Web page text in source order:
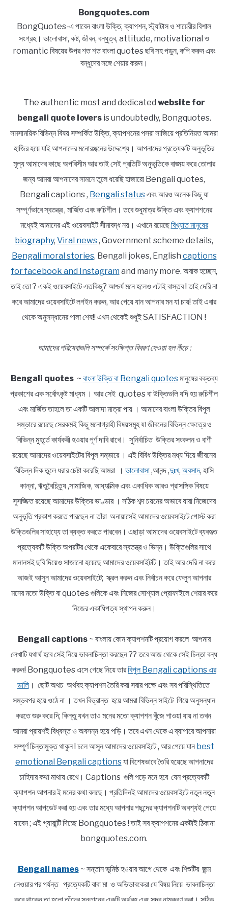
Bongquotes.com
BongQuotes-এ পাবেন বাংলা উক্তি, ক্যাপশন, স্ট্যাটাস ও শায়েরীর বিশাল
সংগ্রহ। ভালোবাসা, কষ্ট, জীবন, বন্ধুত্ব, attitude, motivational ও
romantic বিষয়ের উপর শত শত বাংলা quotes ছবি সহ পড়ুন, কপি করুন এবং
বন্ধুদের সঙ্গে শেয়ার করুন।
The authentic most and dedicated website for
bengali quote loversis undoubtedly, Bongquotes.
সমসাময়িক বিভিন্ন বিষয় সম্পর্কিত উক্তি, ক্যাপশনের পসরা সাজিয়ে প্রতিনিয়ত আমরা
হাজির হয়ে যাই আপনাদের মনোরঞ্জনের উদ্দেশ্যে। আপনাদের প্রত্যেকটি অনুভূতির
মূল্য আমাদের কাছে অপরিসীম আর তাই সেই প্রতিটি অনুভূতিকে বাঙ্ময় করে তোলার
জন্য আমরা আপনাদের সামনে তুলে ধরেছি হাজারো Bengali quotes,
Bengali captions , Bengali statusএবং আরও অনেক কিছু যা
সম্পূর্ণভাবে স্বতন্ত্র , মার্জিত এবং রুচিশীল। তবে শুধুমাত্র উক্তি এবং ক্যাপশনের
মধ্যেই আমাদের এই ওয়েবসাইট সীমাবদ্ধ নয়। এখানে রয়েছেবিখ্যাত মানুষের
biography, Viral news, Government scheme details,
Bengali moral stories, Bengali jokes, English captions
for facebook and Instagram and many more. অবাক হচ্ছেন,
তাই তো ? একই ওয়েবসাইটে এতকিছু? আশ্চর্য মনে হলেও এটাই বাস্তব ! তাই দেরি না
করে আমাদের ওয়েবসাইটে লগইন করুন, আর পেয়ে যান আপনার মন যা চায়! তাই এবার
থেকে অনুসন্ধানের পালা শেষ!! এখন থেকেই শুধুই SATISFACTION !
আমাদের পরিষেবাগুলি সম্পর্কে সংক্ষিপ্ত বিবরণ দেওয়া হল নীচে :
Bengali quotes~ বাংলা উক্তি বা Bengali quotesমানুষের বক্তব্য
প্রকাশের এক সর্বোৎকৃষ্ট মাধ্যম । আর সেই quotes বা উক্তিগুলি যদি হয় রুচিশীল
এবং মার্জিত তাহলে তা একটি আলাদা মাত্রা পায় । আমাদের বাংলা উক্তির বিপুল
সম্ভারে রয়েছে সেরকমই কিছু মনোগ্রাহী বিষয়সমূহ যা জীবনের বিভিন্ন ক্ষেত্রে ও
বিভিন্ন মুহূর্তে কার্যকরী হওয়ার পূর্ণ দাবি রাখে। সুনির্বাচিত উক্তির সংকলন ও বাণী
রয়েছে আমাদের ওয়েবসাইটের বিপুল সম্ভারে । এই বিবিধ উক্তির মধ্য দিয়ে জীবনের
বিভিন্ন দিক তুলে ধরার চেষ্টা করেছি আমরা । ভালোবাসা,আনন্দ ,দুঃখ, অবসাদ, হাসি
কান্না, ঋতুবৈচিত্র্য ,সামাজিক, আধ্যাত্মিক এবং একাধিক আরও প্রাসঙ্গিক বিষয়ে
সুসজ্জিত রয়েছে আমাদের উক্তির ভাণ্ডার । সঠিক শব্দ চয়নের অভাবে যারা নিজেদের
অনুভূতি প্রকাশ করতে পারছেন না তাঁরা অনায়াসেই আমাদের ওয়েবসাইটে পোস্ট করা
উক্তিগুলির সাহায্যে তা ব্যক্ত করতে পারবেন। এছাড়া আমাদের ওয়েবসাইটে ব্যবহৃত
প্রত্যেকটি উক্তি অপরটির থেকে একেবারে স্বতন্ত্র ও ভিন্ন। উক্তিগুলির সাথে
মানানসই ছবি দিয়েও সাজানো হয়েছে আমাদের ওয়েবসাইটটি। তাই আর দেরি না করে
আজই আসুন আমাদের ওয়েবসাইটে; স্ক্রল করুন এবং নির্বাচন করে ফেলুন আপনার
মনের মতো উক্তি বা quotes গুলিকে এবং নিজের সোশ্যাল প্রোফাইলে শেয়ার করে
নিজের একাধিপত্য স্থাপন করুন।
Bengali captions~ বাংলায় কোন ক্যাপশনটি প্রয়োগ করলে আপমার
লেখাটি যথার্থ হবে সেই নিয়ে ভাবনাচিন্তা করছেন ?? তবে আজ থেকে সেই চিন্তা বন্ধ
করুন! Bongquotes এসে গেছে নিয়ে তারবিপুল Bengali captions এর
ডালি। ছোট অথচ অর্থবহ ক্যাপশন তৈরি করা সবার পক্ষে এবং সব পরিস্থিতিতে
সম্ভবপর হয়ে ওঠে না । তখন বিভ্রান্ত হয়ে আমরা বিভিন্ন সাইটে গিয়ে অনুসন্ধান
করতে শুরু করে দি; কিন্তু যখন তাও মনের মতো ক্যাপশন খুঁজে পাওয়া যায় না তখন
আমরা প্রায়শই বিধ্বস্ত ও অবসন্ন হয়ে পড়ি। তবে এখন থেকে এ ব্যাপারে আপনারা
সম্পূর্ণ চিন্তামুক্ত থাকুন ! চলে আসুন আমাদের ওয়েবসাইটে , আর পেয়ে যান best
emotional Bengali captionsযা বিশেষভাবে তৈরি হয়েছে আপনাদের
চাহিদার কথা মাথায় রেখে। Captions গুলি পড়ে মনে হবে যেন প্রত্যেকটি
ক্যাপশন আপনার ই মনের কথা বলছে। প্রতিদিনই আমাদের ওয়েবসাইটে নতুন নতুন
ক্যাপশন আপডেট করা হয় এবং তার মধ্যে আপনার পছন্দের ক্যাপশনটি অবশ্যই পেয়ে
যাবেন ; এই গ্যারান্টি দিচ্ছে Bongquotes ! তাই সব ক্যাপশনের একটাই ঠিকানা
bongquotes.com.
Bengali names~ সন্তান ভূমিষ্ঠ হওয়ার আগে থেকে এবং শিশুটির জন্ম
নেওয়ার পর পর্যন্ত প্রত্যেকটি বাবা মা ও অভিভাবকেরা যে বিষয় নিয়ে ভাবনাচিন্তা